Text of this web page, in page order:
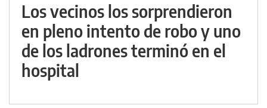
Los vecinos los sorprendieron
en pleno intento de robo y uno
de los ladrones terminó en el
hospital